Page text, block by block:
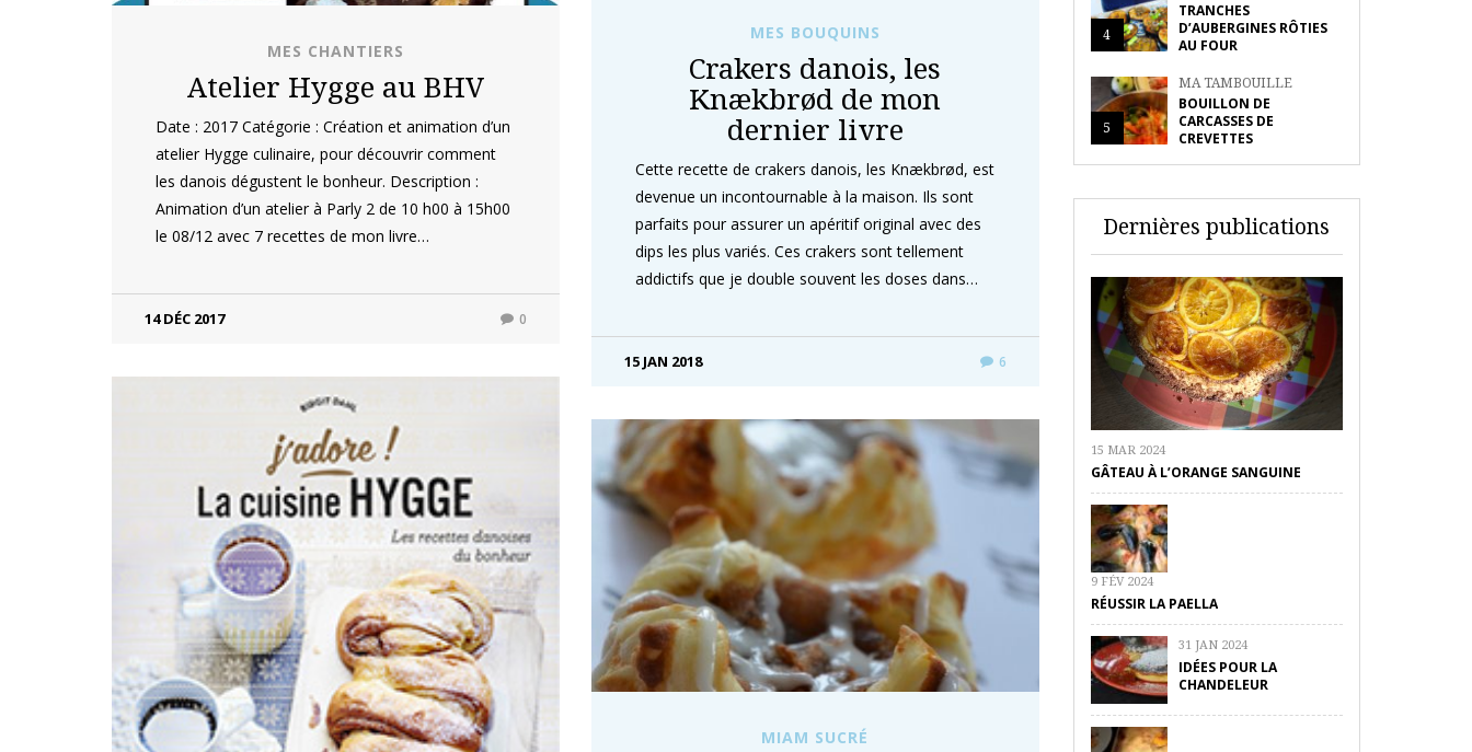
MES BOUQUINS
Crakers danois, les
Knækbrød de mon
dernier livre
Cette recette de crakers danois, les Knækbrød, est
devenue un incontournable à la maison. Ils sont
parfaits pour assurer un apéritif original avec des
dips les plus variés. Ces crakers sont tellement
addictifs que je double souvent les doses dans…
15 JAN 2018 6
MES CHANTIERS
Atelier Hygge au BHV
Date : 2017 Catégorie : Création et animation d’un
atelier Hygge culinaire, pour découvrir comment
les danois dégustent le bonheur. Description :
Animation d’un atelier à Parly 2 de 10 h00 à 15h00
le 08/12 avec 7 recettes de mon livre…
14 DÉC 2017 0
MIAM SUCRÉ
4
TRANCHES
D’AUBERGINES RÔTIES
AU FOUR
5
MA TAMBOUILLE
BOUILLON DE
CARCASSES DE
CREVETTES
Dernières publications
15 MAR 2024
GÂTEAU À L’ORANGE SANGUINE
9 FÉV 2024
RÉUSSIR LA PAELLA
31 JAN 2024
IDÉES POUR LA
CHANDELEUR